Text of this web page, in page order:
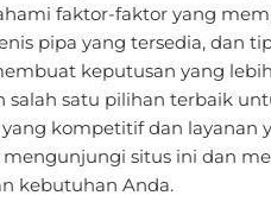
faktor-faktor yang
pipa yang tersedia, dan
keputusan yang
salah satu pilihan terbaik
kompetitif dan layanan
situs ini dan
kebutuhan Anda.